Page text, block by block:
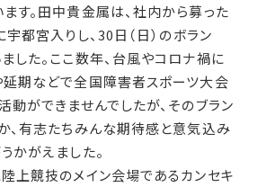
す。田中貴金属は、社内から募った
都宮入りし、30日（日）のボラン
した。ここ数年、台風やコロナ禍に
期などで全国障害者スポーツ大会
動ができませんでしたが、そのブラン
、有志たちみんな期待感と意気込み
かがえました。
上競技のメイン会場であるカンセキ